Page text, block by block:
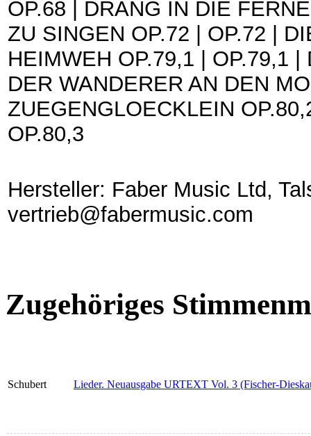
OP.68 | DRANG IN DIE
ZU SINGEN OP.72 | OP.72 |
HEIMWEH OP.79,1 | OP.79,1
DER WANDERER AN DEN
ZUEGENGLOECKLEIN
OP.80,3
Hersteller: Faber Music Ltd,
vertrieb@fabermusic.com
Zugehöriges
Schubert Lieder. Neuausgabe URTEXT Vol. 3 (Fischer-